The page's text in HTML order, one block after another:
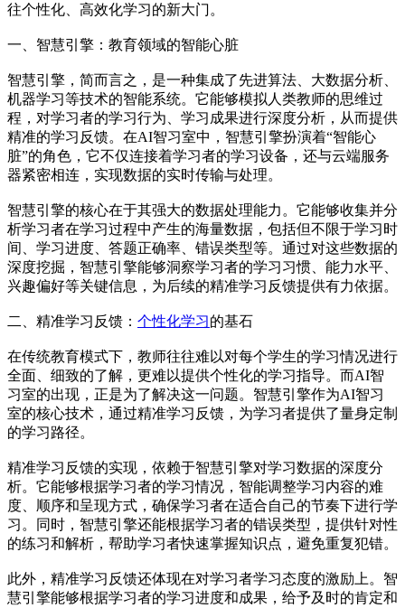
往个性化、高效化学习的新大门。
一、智慧引擎：教育领域的智能心脏
智慧引擎，简而言之，是一种集成了先进算法、大数据分析、
机器学习等技术的智能系统。它能够模拟人类教师的思维过
程，对学习者的学习行为、学习成果进行深度分析，从而提供
精准的学习反馈。在AI智习室中，智慧引擎扮演着“智能心
脏”的角色，它不仅连接着学习者的学习设备，还与云端服务
器紧密相连，实现数据的实时传输与处理。
智慧引擎的核心在于其强大的数据处理能力。它能够收集并分
析学习者在学习过程中产生的海量数据，包括但不限于学习时
间、学习进度、答题正确率、错误类型等。通过对这些数据的
深度挖掘，智慧引擎能够洞察学习者的学习习惯、能力水平、
兴趣偏好等关键信息，为后续的精准学习反馈提供有力依据。
二、精准学习反馈： 个性化学习的基石
在传统教育模式下，教师往往难以对每个学生的学习情况进行
全面、细致的了解，更难以提供个性化的学习指导。而AI智
习室的出现，正是为了解决这一问题。智慧引擎作为AI智习
室的核心技术，通过精准学习反馈，为学习者提供了量身定制
的学习路径。
精准学习反馈的实现，依赖于智慧引擎对学习数据的深度分
析。它能够根据学习者的学习情况，智能调整学习内容的难
度、顺序和呈现方式，确保学习者在适合自己的节奏下进行学
习。同时，智慧引擎还能根据学习者的错误类型，提供针对性
的练习和解析，帮助学习者快速掌握知识点，避免重复犯错。
此外，精准学习反馈还体现在对学习者学习态度的激励上。智
慧引擎能够根据学习者的学习进度和成果，给予及时的肯定和